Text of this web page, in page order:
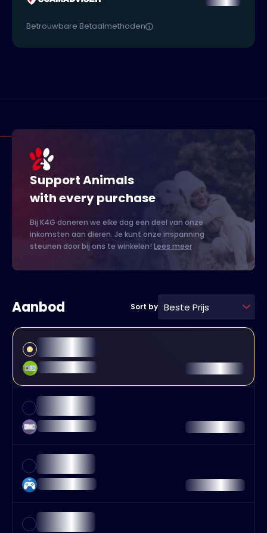
Betrouwbare Betaalmethoden
Support Animals
with every purchase
Bij K4G doneren we elke dag een deel van onze
inkomsten aan dieren. Je kunt onze inspanning
steunen door bij ons te winkelen! Lees meer
Aanbod Sort by Beste Prijs